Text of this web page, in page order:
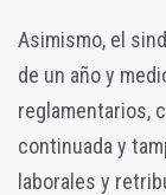
Asimismo, el
de un año y
reglamentarios,
continuada y
laborales y